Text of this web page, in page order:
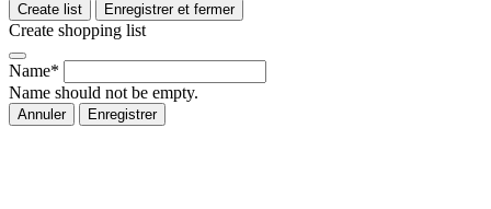
Create list Enregistrer et fermer
Create shopping list
Name*
Name should not be empty.
Annuler Enregistrer